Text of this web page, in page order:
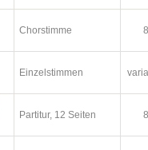
Chorstimme
Einzelstimmen
Partitur, 12 Seiten